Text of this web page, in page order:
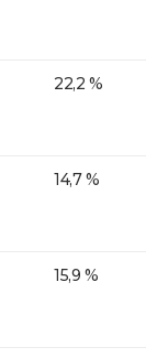
22,2 %
14,7 %
15,9 %